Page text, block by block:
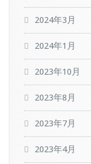
2024年3月
2024年1月
2023年10月
2023年8月
2023年7月
2023年4月